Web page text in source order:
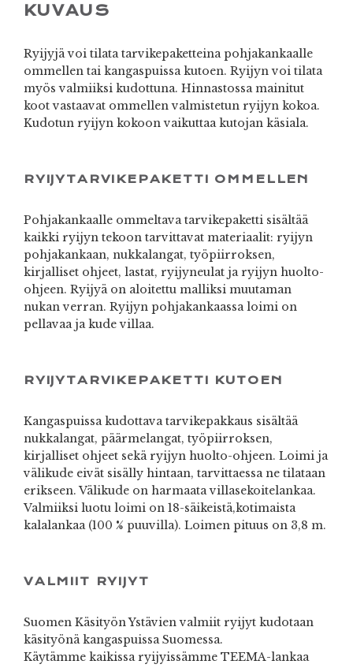
KUVAUS
Ryijyjä voi tilata tarvikepaketteina pohjakankaalle
ommellen tai kangaspuissa kutoen. Ryijyn voi tilata
myös valmiiksi kudottuna. Hinnastossa mainitut
koot vastaavat ommellen valmistetun ryijyn kokoa.
Kudotun ryijyn kokoon vaikuttaa kutojan käsiala.
RYIJYTARVIKEPAKETTI OMMELLEN
Pohjakankaalle ommeltava tarvikepaketti sisältää
kaikki ryijyn tekoon tarvittavat materiaalit: ryijyn
pohjakankaan, nukkalangat, työpiirroksen,
kirjalliset ohjeet, lastat, ryijyneulat ja ryijyn huolto-
ohjeen. Ryijyä on aloitettu malliksi muutaman
nukan verran. Ryijyn pohjakankaassa loimi on
pellavaa ja kude villaa.
RYIJYTARVIKEPAKETTI KUTOEN
Kangaspuissa kudottava tarvikepakkaus sisältää
nukkalangat, päärmelangat, työpiirroksen,
kirjalliset ohjeet sekä ryijyn huolto-ohjeen. Loimi ja
välikude eivät sisälly hintaan, tarvittaessa ne tilataan
erikseen. Välikude on harmaata villasekoitelankaa.
Valmiiksi luotu loimi on 18-säikeistä,kotimaista
kalalankaa (100 % puuvilla). Loimen pituus on 3,8 m.
VALMIIT RYIJYT
Suomen Käsityön Ystävien valmiit ryijyt kudotaan
käsityönä kangaspuissa Suomessa.
Käytämme kaikissa ryijyissämme TEEMA-lankaa